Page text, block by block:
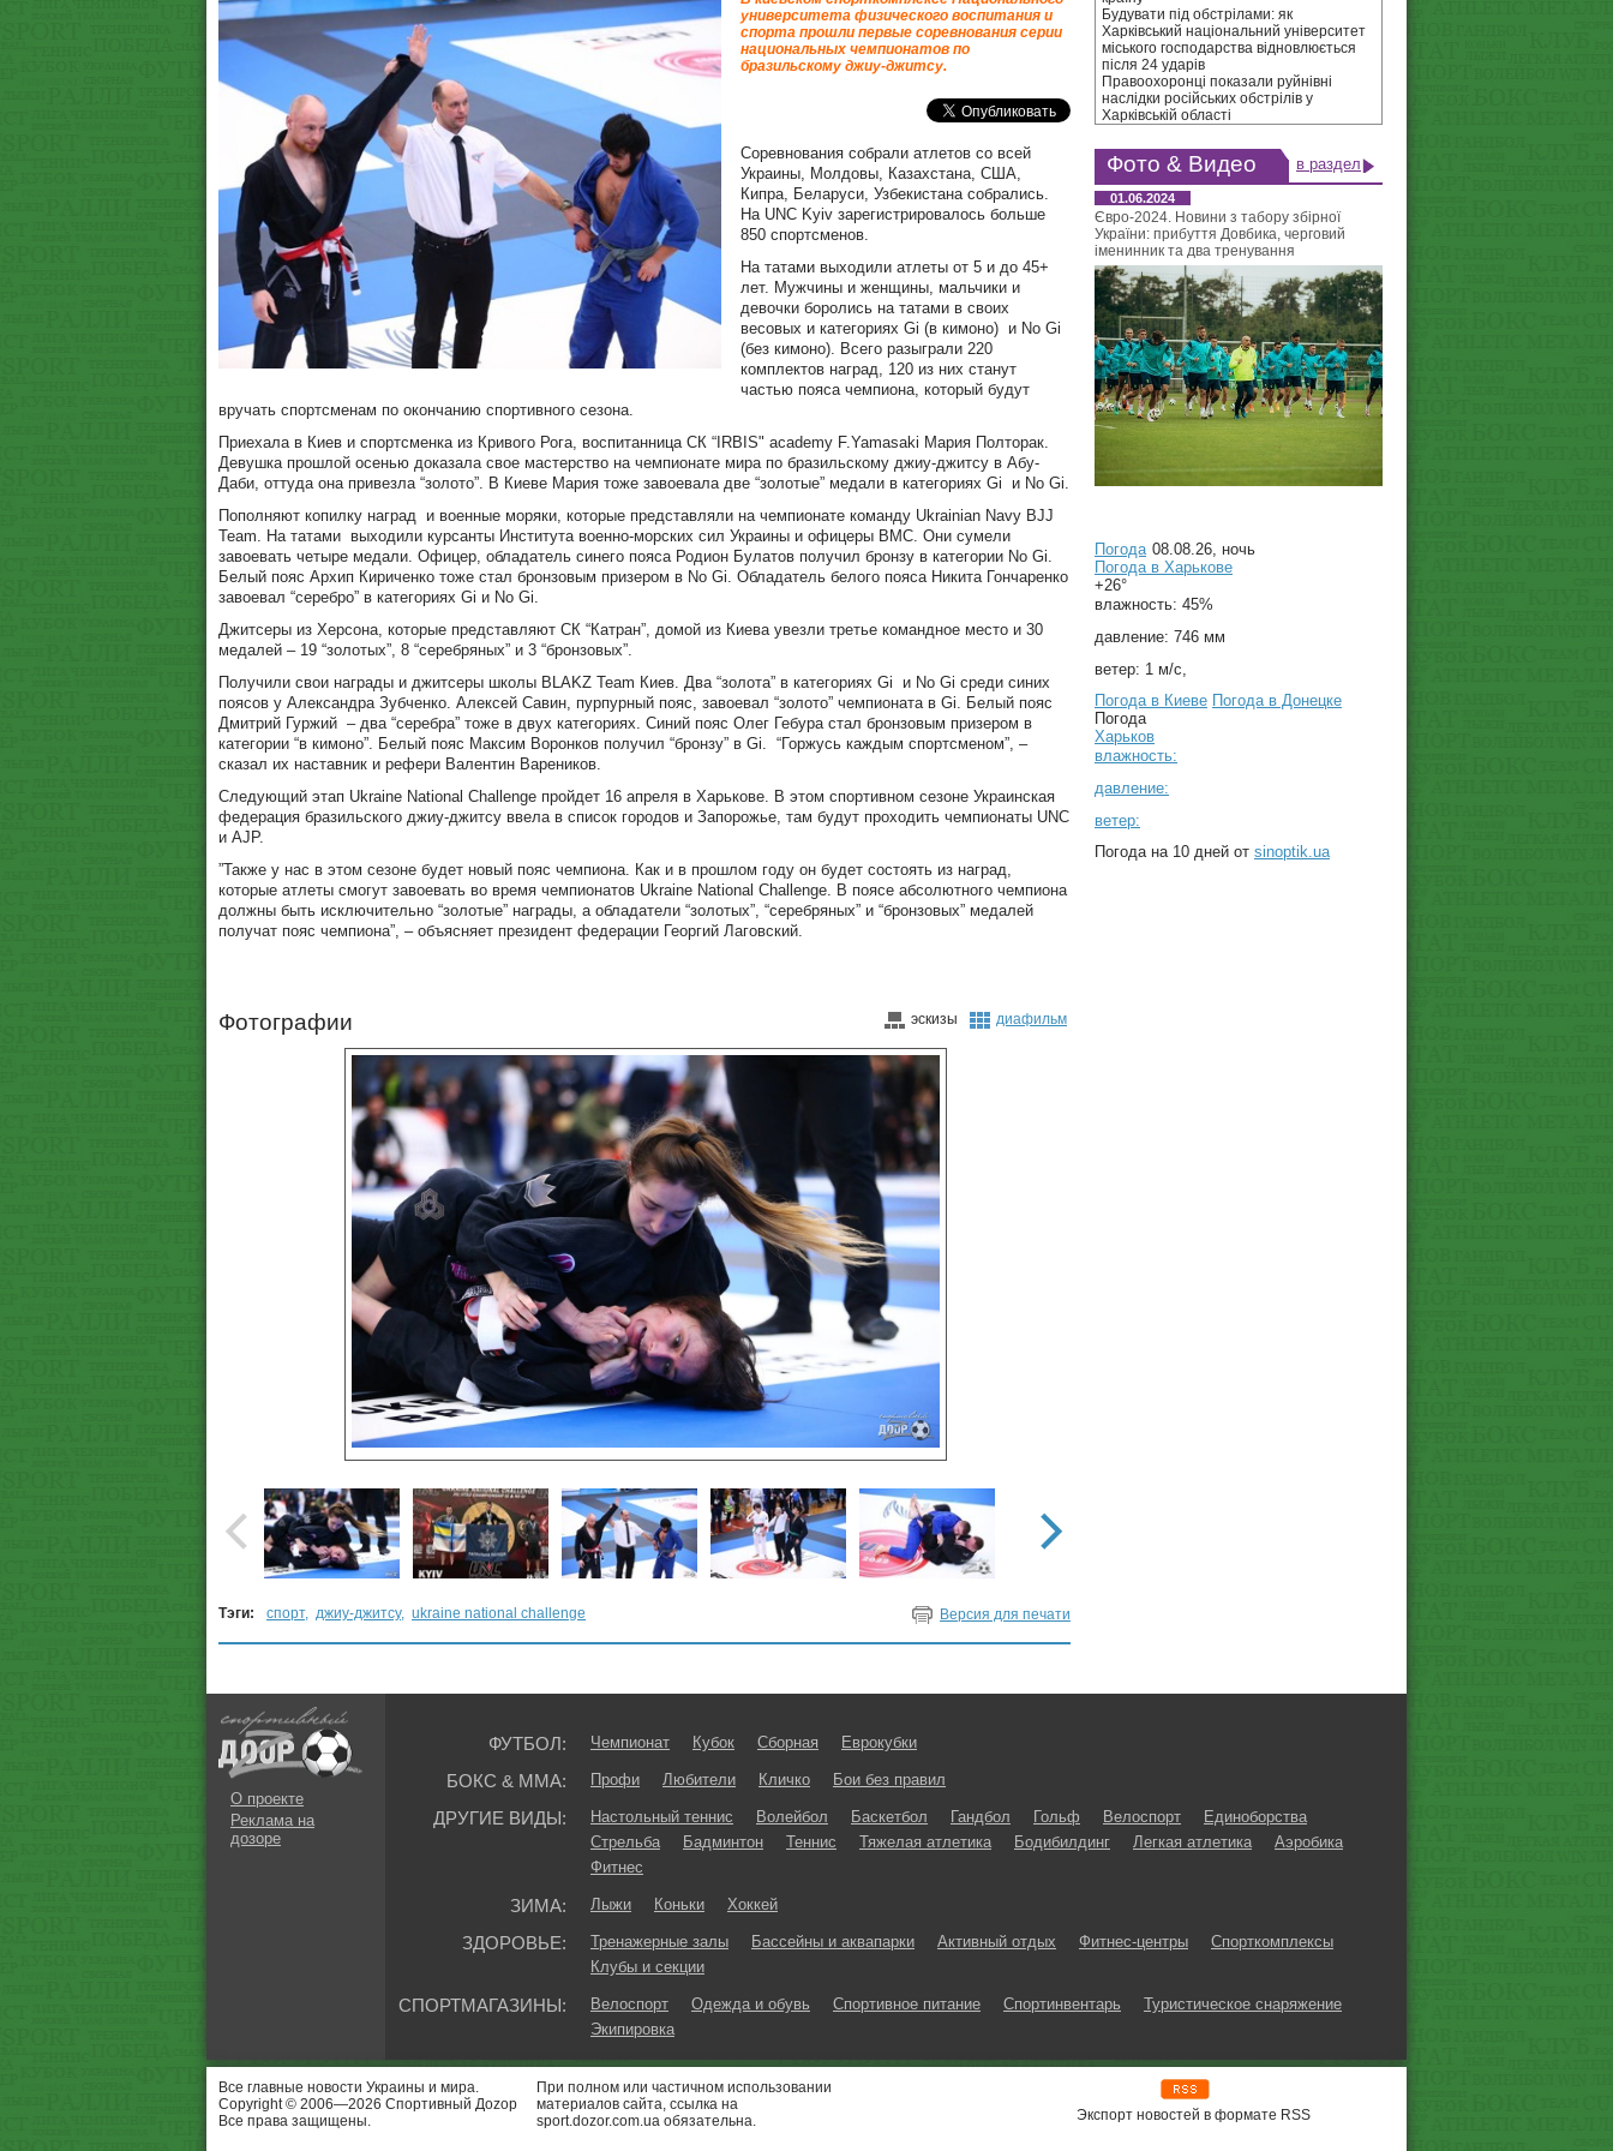
университета физического воспитания и
спорта прошли первые соревнования серии
национальных чемпионатов по
бразильскому джиу-джитсу.
Соревнования собрали атлетов со всей
Украины, Молдовы, Казахстана, США,
Кипра, Беларуси, Узбекистана собрались.
На UNC Kyiv зарегистрировалось больше
850 спортсменов.
На татами выходили атлеты от 5 и до 45+
лет. Мужчины и женщины, мальчики и
девочки боролись на татами в своих
весовых и категориях Gi (в кимоно) и No Gi
(без кимоно). Всего разыграли 220
комплектов наград, 120 из них станут
частью пояса чемпиона, который будут
вручать спортсменам по окончанию спортивного сезона.
Приехала в Киев и спортсменка из Кривого Рога, воспитанница СК “IRBIS" academy F.Yamasaki Мария Полторак.
Девушка прошлой осенью доказала свое мастерство на чемпионате мира по бразильскому джиу-джитсу в Абу-
Даби, оттуда она привезла “золото”. В Киеве Мария тоже завоевала две “золотые” медали в категориях Gi и No Gi.
Пополняют копилку наград и военные моряки, которые представляли на чемпионате команду Ukrainian Navy BJJ
Team. На татами выходили курсанты Института военно-морских сил Украины и офицеры ВМС. Они сумели
завоевать четыре медали. Офицер, обладатель синего пояса Родион Булатов получил бронзу в категории No Gi.
Белый пояс Архип Кириченко тоже стал бронзовым призером в No Gi. Обладатель белого пояса Никита Гончаренко
завоевал “серебро” в категориях Gi и No Gi.
Джитсеры из Херсона, которые представляют СК “Катран”, домой из Киева увезли третье командное место и 30
медалей – 19 “золотых”, 8 “серебряных” и 3 “бронзовых”.
Получили свои награды и джитсеры школы BLAKZ Team Киев. Два “золота” в категориях Gi и No Gi среди синих
поясов у Александра Зубченко. Алексей Савин, пурпурный пояс, завоевал “золото” чемпионата в Gi. Белый пояс
Дмитрий Гуржий – два “серебра” тоже в двух категориях. Синий пояс Олег Гебура стал бронзовым призером в
категории “в кимоно”. Белый пояс Максим Воронков получил “бронзу” в Gi. “Горжусь каждым спортсменом”, –
сказал их наставник и рефери Валентин Вареников.
Следующий этап Ukraine National Challenge пройдет 16 апреля в Харькове. В этом спортивном сезоне Украинская
федерация бразильского джиу-джитсу ввела в список городов и Запорожье, там будут проходить чемпионаты UNC
и AJP.
”Также у нас в этом сезоне будет новый пояс чемпиона. Как и в прошлом году он будет состоять из наград,
которые атлеты смогут завоевать во время чемпионатов Ukraine National Challenge. В поясе абсолютного чемпиона
должны быть исключительно “золотые” награды, а обладатели “золотых”, “серебряных” и “бронзовых” медалей
получат пояс чемпиона”, – объясняет президент федерации Георгий Лаговский.
Фотографии эскизы диафильм
Тэги: спорт, джиу-джитсу, ukraine national challenge Версия для печати
Будувати під обстрілами: як
Харківський національний університет
міського господарства відновлюється
після 24 ударів
Правоохоронці показали руйнівні
наслідки російських обстрілів у
Харківській області
Фото & Видео в раздел
01.06.2024
Євро-2024. Новини з табору збірної
України: прибуття Довбика, черговий
іменинник та два тренування
Погода 08.08.26, ночь
Погода в Харькове
+26°
влажность: 45%
давление: 746 мм
ветер: 1 м/с,
Погода в Киеве Погода в Донецке
Погода
Харьков
влажность:
давление:
ветер:
Погода на 10 дней от sinoptik.ua
О проекте
Реклама на
дозоре
ФУТБОЛ: Чемпионат Кубок Сборная Еврокубки
БОКС & ММА: Профи Любители Кличко Бои без правил
ДРУГИЕ ВИДЫ: Настольный теннис Волейбол Баскетбол Гандбол Гольф Велоспорт
Единоборства
Стрельба
Бадминтон Теннис Тяжелая атлетика Бодибилдинг Легкая атлетика
Аэробика
Фитнес
ЗИМА: Лыжи Коньки Хоккей
ЗДОРОВЬЕ: Тренажерные залы Бассейны и аквапарки Активный отдых Фитнес-центры
Спорткомплексы
Клубы и секции
СПОРТМАГАЗИНЫ: Велоспорт Одежда и обувь Спортивное питание Спортинвентарь
Туристическое снаряжение
Экипировка
Все главные новости Украины и мира.
Copyright © 2006—2026 Спортивный Доzор
Все права защищены.
При полном или частичном использовании
материалов сайта, ссылка на
sport.dozor.com.ua обязательна.
Экспорт новостей в формате RSS